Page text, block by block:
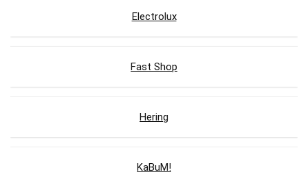
Electrolux
Fast Shop
Hering
KaBuM!